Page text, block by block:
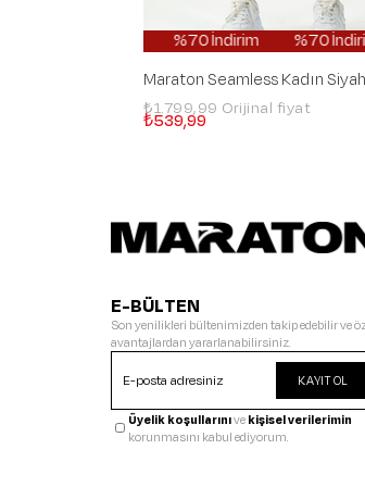
%70 İndirim %70 İndirim
Maraton Seamless Kadın
₺539,99
₺1.799,99
E-BÜLTEN
Son yenilikleri bültenimizden takip edebilir ve
avantajlardan yararlanabilirsiniz.
KAYIT OL
Üyelik koşullarınıvekişisel verilerimin
korunmasını kabul ediyorum.